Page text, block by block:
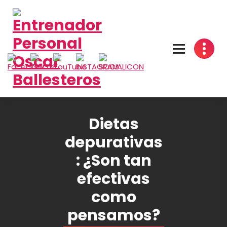
contenido
Dietas
depurativas
: ¿Son tan
efectivas
como
pensamos?